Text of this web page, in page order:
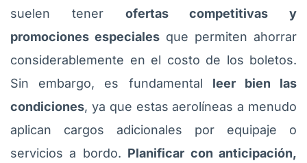
suelen tener ofertas competitivas y
promociones especiales que permiten ahorrar
considerablemente en el costo de los boletos.
Sin embargo, es fundamental leer bien las
condiciones, ya que estas aerolíneas a menudo
aplican cargos adicionales por equipaje o
servicios a bordo. Planificar con anticipación,